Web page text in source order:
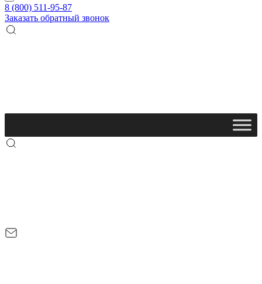
8 (800) 511-95-87
Заказать обратный звонок